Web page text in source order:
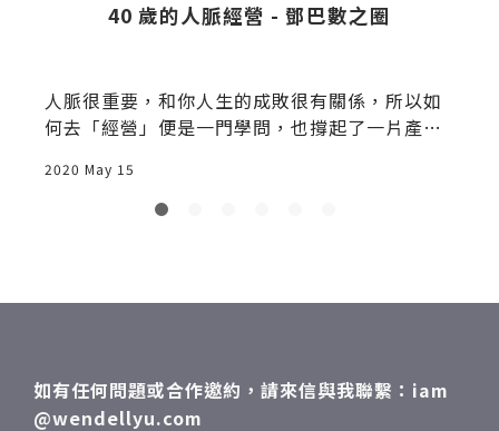
​40 歲的人脈經營 - 鄧巴數之圈
人脈很重要，和你人生的成敗很有關係，所以如
何去「經營」便是一門學問，也撐起了一片產
2020 May 15
如有任何問題或合作邀約，請來信與我聯繫：iam
@wendellyu.com